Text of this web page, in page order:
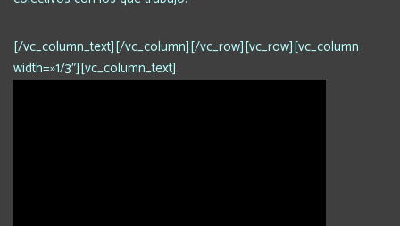
[/vc_column_text][/vc_column][/vc_row][vc_row][vc_column
width=»1/3″][vc_column_text]